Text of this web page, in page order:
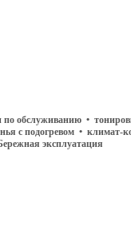
обслуживанию •
с подогревом •
эксплуатация